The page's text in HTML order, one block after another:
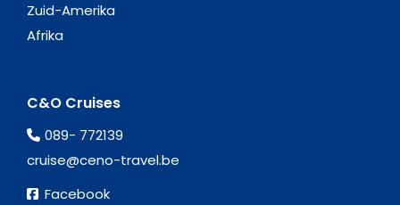
Zuid-Amerika
Afrika
C&O Cruises
089- 772139
cruise@ceno-travel.be
Facebook